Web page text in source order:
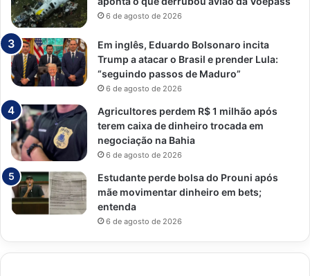
6 de agosto de 2026
Em inglês, Eduardo Bolsonaro incita
Trump a atacar o Brasil e prender Lula:
“seguindo passos de Maduro”
6 de agosto de 2026
Agricultores perdem R$ 1 milhão após
terem caixa de dinheiro trocada em
negociação na Bahia
6 de agosto de 2026
Estudante perde bolsa do Prouni após
mãe movimentar dinheiro em bets;
entenda
6 de agosto de 2026